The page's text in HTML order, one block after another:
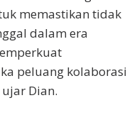
memastikan tidak
dalam era
peluang kolaborasi
Dian.